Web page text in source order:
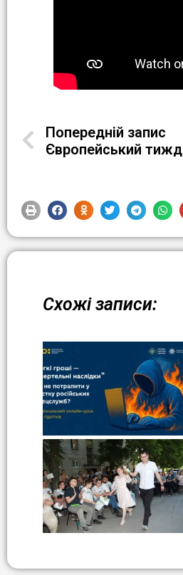
Попередній запис
Європейський
Схожі записи: